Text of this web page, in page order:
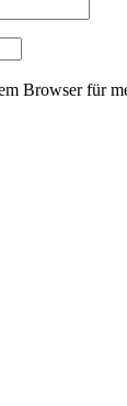
Browser für